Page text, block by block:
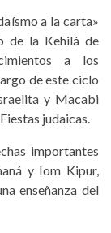
a la carta»
de la Kehilá de
a los
de este ciclo
y Macabi
judaicas.
importantes
y Iom Kipur,
enseñanza del